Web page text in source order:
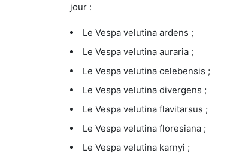
jour :
Le Vespa velutina ardens ;
Le Vespa velutina auraria ;
Le Vespa velutina celebensis ;
Le Vespa velutina divergens ;
Le Vespa velutina flavitarsus ;
Le Vespa velutina floresiana ;
Le Vespa velutina karnyi ;